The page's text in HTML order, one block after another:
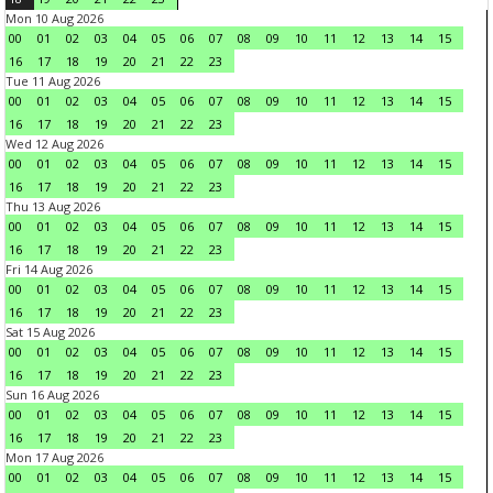
Mon 10 Aug 2026
00
01 02 03 04 05 06 07 08 09 10 11 12 13 14
15
16
17 18 19 20 21 22
23
Tue 11 Aug 2026
00
01 02 03 04 05 06 07 08 09 10 11 12 13 14
15
16
17 18 19 20 21 22
23
Wed 12 Aug 2026
00
01 02 03 04 05 06 07 08 09 10 11 12 13 14
15
16
17 18 19 20 21 22
23
Thu 13 Aug 2026
00
01 02 03 04 05 06 07 08 09 10 11 12 13 14
15
16
17 18 19 20 21 22
23
Fri 14 Aug 2026
00
01 02 03 04 05 06 07 08 09 10 11 12 13 14
15
16
17 18 19 20 21 22
23
Sat 15 Aug 2026
00
01 02 03 04 05 06 07 08 09 10 11 12 13 14
15
16
17 18 19 20 21 22
23
Sun 16 Aug 2026
00
01 02 03 04 05 06 07 08 09 10 11 12 13 14
15
16
17 18 19 20 21 22
23
Mon 17 Aug 2026
00
01 02 03 04 05 06 07 08 09 10 11 12 13 14
15